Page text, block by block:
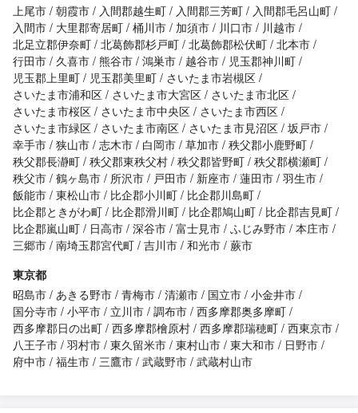
上尾市 朝霞市 入間郡越生町 入間郡三芳町
入間郡毛呂山町
入間市
大里郡寄居町 桶川市 加須市 川口市
川越市
北足立郡伊奈町 北葛飾郡杉戸町 北葛飾郡松伏町 北本市
行田市
久喜市 熊谷市 鴻巣市 越谷市
児玉郡神川町
児玉郡上里町
児玉郡美里町
さいたま市岩槻区
さいたま市浦和区
さいたま市大宮区
さいたま市北区
さいたま市桜区
さいたま市中央区
さいたま市西区
さいたま市緑区
さいたま市南区 さいたま市見沼区 坂戸市
幸手市 狭山市 志木市 白岡市 草加市 秩父郡小鹿野町
秩父郡長瀞町 秩父郡東秩父村 秩父郡皆野町 秩父郡横瀬町
秩父市 鶴ヶ島市 所沢市 戸田市 新座市 蓮田市 羽生市
飯能市 東松山市 比企郡小川町
比企郡川島町
比企郡ときがわ町
比企郡滑川町 比企郡鳩山町
比企郡吉見町
比企郡嵐山町
日高市 深谷市 富士見市 ふじみ野市 本庄市
三郷市 南埼玉郡宮代町 吉川市 和光市 蕨市
東京都
昭島市 あきる野市 青梅市 清瀬市 国立市 小金井市
国分寺市 小平市 立川市 調布市 西多摩郡奥多摩町
西多摩郡日の出町 西多摩郡檜原村 西多摩郡瑞穂町 西東京市
八王子市 羽村市 東久留米市 東村山市 東大和市
日野市
府中市 福生市 三鷹市 武蔵野市 武蔵村山市